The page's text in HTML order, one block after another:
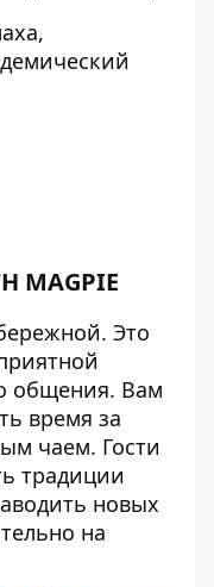
MAGPIE
Это
общения. Вам
время за
чаем. Гости
традиции
новых
на